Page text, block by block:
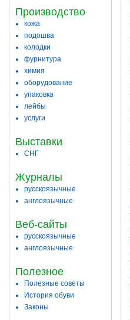
Производство
кожа
подошва
колодки
фурнитура
химия
оборудование
упаковка
лейбы
услуги
Выставки
СНГ
Журналы
русскоязычные
англоязычные
Веб-сайты
русскоязычные
англоязычные
Полезное
Полезные советы
История обуви
Законы